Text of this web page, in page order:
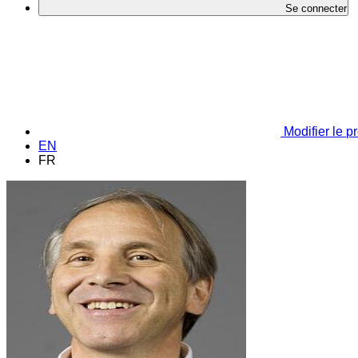
Se connecter
Modifier le
EN
FR